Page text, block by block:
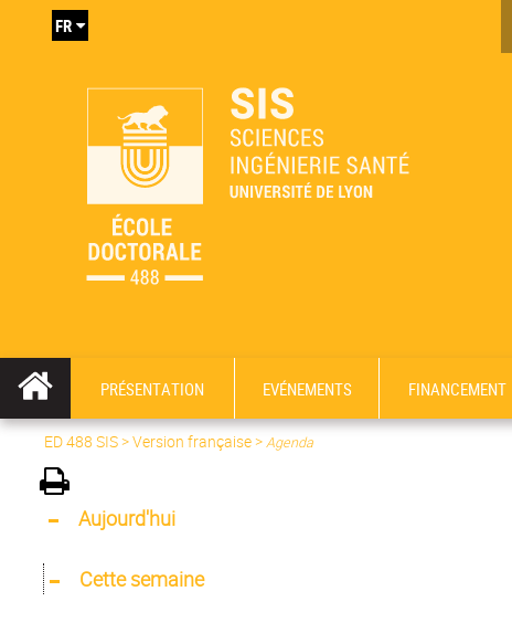
FR
PRÉSENTATION EVÉNEMENTS FINANCEMENT
ED 488 SIS>Version française>Agenda
Aujourd'hui
Cette semaine